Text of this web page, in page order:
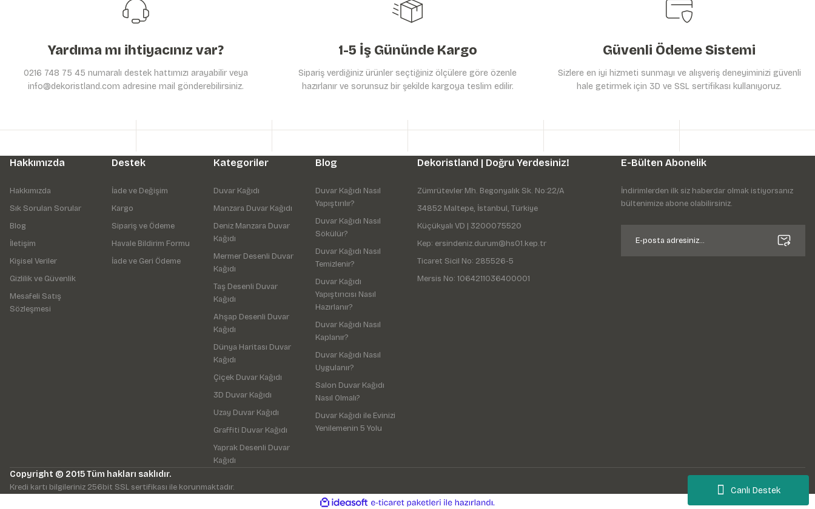
Canlı Destek
Bu ürüne benzer farklı alternatifler olmalı.
Gönder
Yardıma mı ihtiyacınız var?
0216 748 75 45 numaralı destek hattımızı arayabilir veya
info@dekoristland.com adresine mail gönderebilirsiniz.
1-5 İş Gününde Kargo
Sipariş verdiğiniz ürünler seçtiğiniz ölçülere göre özenle
hazırlanır ve sorunsuz bir şekilde kargoya teslim edilir.
Güvenli Ödeme Sistemi
Sizlere en iyi hizmeti sunmayı ve alışveriş deneyiminizi güvenli
hale getirmek için 3D ve SSL sertifikası kullanıyoruz.
Hakkımızda
Hakkımızda
Sık Sorulan Sorular
Blog
İletişim
Kişisel Veriler
Gizlilik ve Güvenlik
Mesafeli Satış
Sözleşmesi
Destek
İade ve Değişim
Kargo
Sipariş ve Ödeme
Havale Bildirim Formu
İade ve Geri Ödeme
Kategoriler
Duvar Kağıdı
Manzara Duvar Kağıdı
Deniz Manzara Duvar
Kağıdı
Mermer Desenli Duvar
Kağıdı
Taş Desenli Duvar
Kağıdı
Ahşap Desenli Duvar
Kağıdı
Dünya Haritası Duvar
Kağıdı
Çiçek Duvar Kağıdı
3D Duvar Kağıdı
Uzay Duvar Kağıdı
Graffiti Duvar Kağıdı
Yaprak Desenli Duvar
Kağıdı
Blog
Duvar Kağıdı Nasıl
Yapıştırılır?
Duvar Kağıdı Nasıl
Sökülür?
Duvar Kağıdı Nasıl
Temizlenir?
Duvar Kağıdı
Yapıştırıcısı Nasıl
Hazırlanır?
Duvar Kağıdı Nasıl
Kaplanır?
Duvar Kağıdı Nasıl
Uygulanır?
Salon Duvar Kağıdı
Nasıl Olmalı?
Duvar Kağıdı ile Evinizi
Yenilemenin 5 Yolu
Dekoristland | Doğru Yerdesiniz!
Zümrütevler Mh. Begonyalık Sk. No:22/A
34852 Maltepe, İstanbul, Türkiye
Küçükyalı VD | 3200075520
Kep: ersindeniz.durum@hs01.kep.tr
Ticaret Sicil No: 285526-5
Mersis No: 1064211036400001
E-Bülten Abonelik
İndirimlerden ilk siz haberdar olmak istiyorsanız
bültenimize abone olabilirsiniz.
Copyright © 2015 Tüm hakları saklıdır.
Kredi kartı bilgileriniz 256bit SSL sertifikası ile korunmaktadır.
ideasoft e-